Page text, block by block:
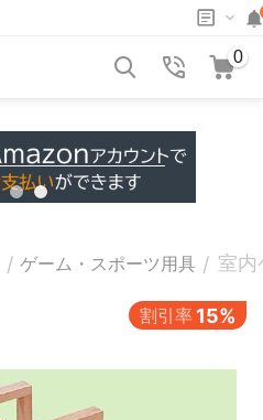
0
/ ゲーム・スポーツ用具 / 室内
割引率 15%